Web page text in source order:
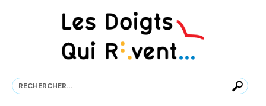
Recherche
Recherche